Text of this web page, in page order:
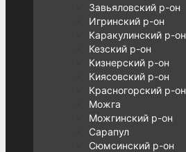
Завьяловский р-он
Игринский р-он
Каракулинский р-он
Кезский р-он
Кизнерский р-он
Киясовский р-он
Красногорский р-он
Можга
Можгинский р-он
Сарапул
Сюмсинский р-он